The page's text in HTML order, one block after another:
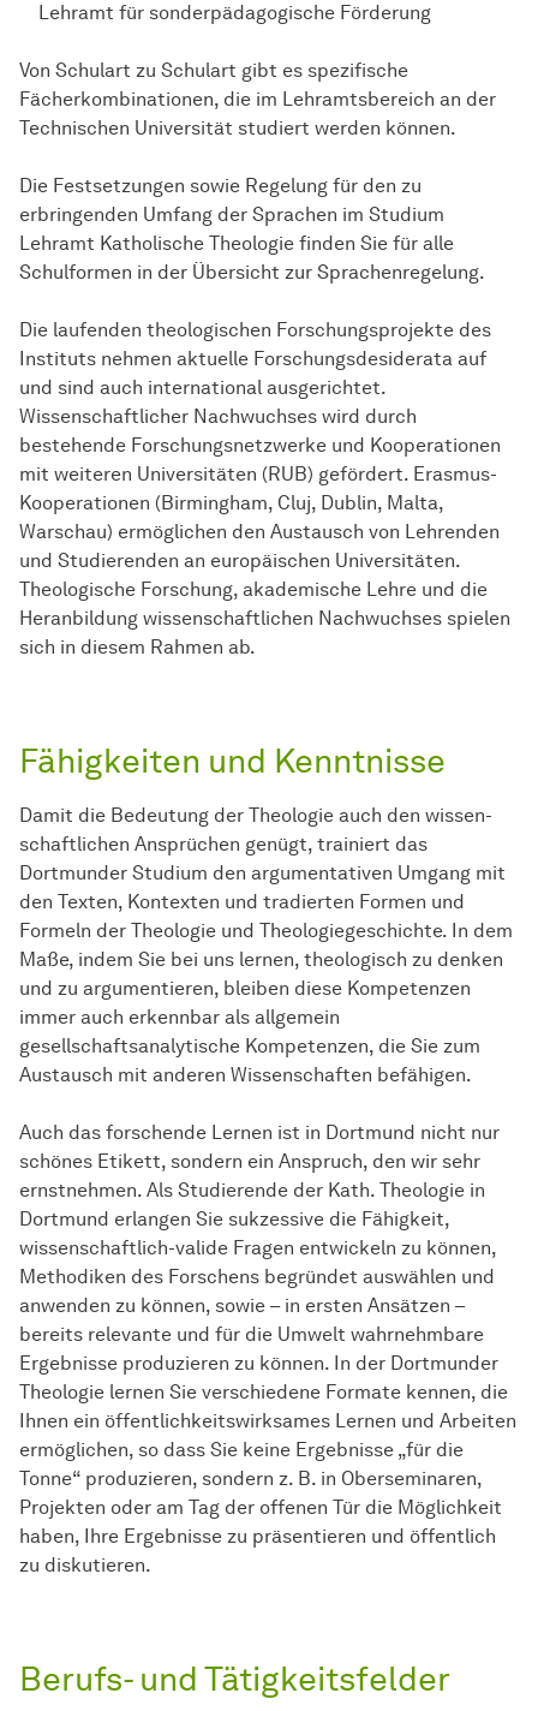
Lehramt für sonderpädagogische Förderung
Von Schulart zu Schulart gibt es spezifische
Fächerkombinationen, die im Lehramtsbereich an der
Technischen Universität studiert werden können.
Die Festsetzungen sowie Regelung für den zu
erbringenden Umfang der Sprachen im Studium
Lehramt Katholische Theologie finden Sie für alle
Schulformen in der Übersicht zur Sprachenregelung.
Die laufenden theologischen Forschungsprojekte des
Instituts nehmen aktuelle Forschungsdesiderata auf
und sind auch international ausgerichtet.
Wissenschaftlicher Nachwuchses wird durch
bestehende Forschungsnetzwerke und Kooperationen
mit weiteren Universitäten (RUB) gefördert. Erasmus-
Kooperationen (Birmingham, Cluj, Dublin, Malta,
Warschau) ermöglichen den Austausch von Lehrenden
und Studierenden an europäischen Universitäten.
Theologische Forschung, akademische Lehre und die
Heranbildung wissen­schaft­lichen Nachwuchses spielen
sich in diesem Rahmen ab.
Fähigkeiten und Kenntnisse
Damit die Bedeutung der Theologie auch den wissen­
schaft­lichen Ansprüchen genügt, trainiert das
Dortmunder Studium den argumentativen Umgang mit
den Texten, Kontexten und tradierten Formen und
Formeln der Theologie und Theologiegeschichte. In dem
Maße, indem Sie bei uns lernen, theologisch zu denken
und zu argumentieren, bleiben diese Kompetenzen
immer auch erkennbar als allgemein
gesellschaftsanalytische Kompetenzen, die Sie zum
Austausch mit anderen Wissenschaften befähigen.
Auch das forschende Lernen ist in Dortmund nicht nur
schönes Etikett, sondern ein Anspruch, den wir sehr
ernstnehmen. Als Studierende der Kath. Theologie in
Dortmund erlangen Sie sukzessive die Fähigkeit,
wissenschaftlich-valide Fragen entwickeln zu können,
Methodiken des Forschens begründet auswählen und
anwenden zu können, sowie – in ersten Ansätzen –
bereits relevante und für die Umwelt wahrnehmbare
Ergebnisse produzieren zu können. In der Dortmunder
Theologie lernen Sie verschiedene Formate kennen, die
Ihnen ein öffentlichkeitswirksames Lernen und Arbeiten
ermöglichen, so dass Sie keine Ergebnisse „für die
Tonne“ produzieren, sondern z. B. in Oberseminaren,
Projekten oder am Tag der offenen Tür die Möglichkeit
haben, Ihre Ergebnisse zu präsentieren und öffentlich
zu diskutieren.
Berufs- und Tätigkeitsfelder